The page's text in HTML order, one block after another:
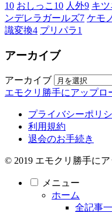
10 おしっこ 10 人外9 キツ
ンデレラガールズ7 ケモ
識変換4 プリパラ1
アーカイブ
アーカイブ
エモクリ勝手にアップロ
プライバシーポリ
利用規約
退会のお手続き
© 2019 エモクリ勝手に
メニュー
ホーム
全記事